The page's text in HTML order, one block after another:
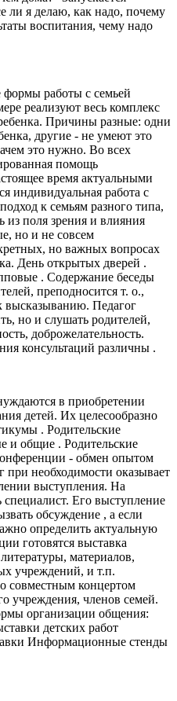
ли я делаю, как надо, почему
воспитания, чему надо
работы с семьей
реализуют весь комплекс
Причины разные: одни
другие - не умеют это
это нужно. Во всех
помощь
время актуальными
индивидуальная работа с
к семьям разного типа,
из поля зрения и влияния
но и не совсем
но важных вопросах
День открытых дверей .
. Содержание беседы
преподносится т. о.,
высказыванию. Педагог
но и слушать родителей,
доброжелательность.
консультаций различны .
в приобретении
детей. Их целесообразно
. Родительские
и общие . Родительские
- обмен опытом
при необходимости оказывает
выступления. На
Его выступление
обсуждение , а если
определить актуальную
готовятся выставка
материалов,
учреждений, и т.п.
совместным концертом
учреждения, членов семей.
организации общения:
детских работ
Информационные стенды